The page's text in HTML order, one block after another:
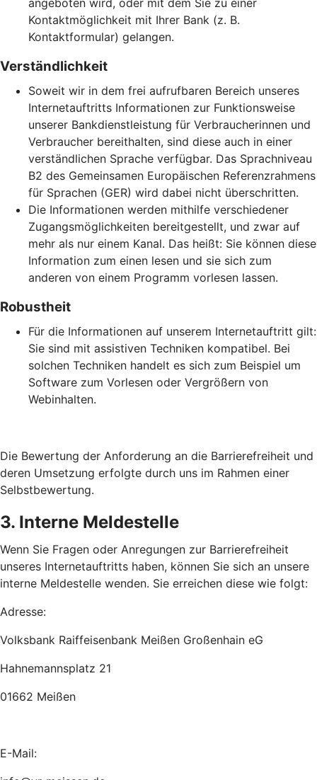
angeboten wird, oder mit dem Sie zu einer
Kontaktmöglichkeit mit Ihrer Bank (z. B.
Kontaktformular) gelangen.
Verständlichkeit
Soweit wir in dem frei aufrufbaren Bereich unseres
Internetauftritts Informationen zur Funktionsweise
unserer Bankdienstleistung für Verbraucherinnen und
Verbraucher bereithalten, sind diese auch in einer
verständlichen Sprache verfügbar. Das Sprachniveau
B2 des Gemeinsamen Europäischen Referenzrahmens
für Sprachen (GER) wird dabei nicht überschritten.
Die Informationen werden mithilfe verschiedener
Zugangsmöglichkeiten bereitgestellt, und zwar auf
mehr als nur einem Kanal. Das heißt: Sie können diese
Information zum einen lesen und sie sich zum
anderen von einem Programm vorlesen lassen.
Robustheit
Für die Informationen auf unserem Internetauftritt gilt:
Sie sind mit assistiven Techniken kompatibel. Bei
solchen Techniken handelt es sich zum Beispiel um
Software zum Vorlesen oder Vergrößern von
Webinhalten.
Die Bewertung der Anforderung an die Barrierefreiheit und
deren Umsetzung erfolgte durch uns im Rahmen einer
Selbstbewertung.
3. Interne Meldestelle
Wenn Sie Fragen oder Anregungen zur Barrierefreiheit
unseres Internetauftritts haben, können Sie sich an unsere
interne Meldestelle wenden. Sie erreichen diese wie folgt:
Adresse:
Volksbank Raiffeisenbank Meißen Großenhain eG
Hahnemannsplatz 21
01662 Meißen
E-Mail: